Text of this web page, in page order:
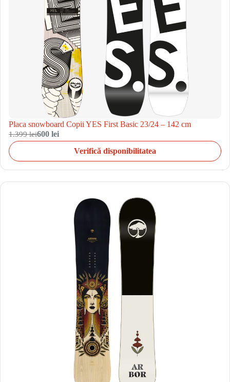
Placa snowboard Copii YES First Basic 23/24 – 142 cm
1.399 lei600 lei
Verifică disponibilitatea